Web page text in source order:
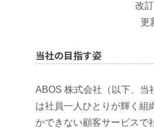
改訂日
更新日
当社の目指す姿
ABOS 株式会社（以下、当
は社員一人ひとりが輝く組
かできない顧客サービスで